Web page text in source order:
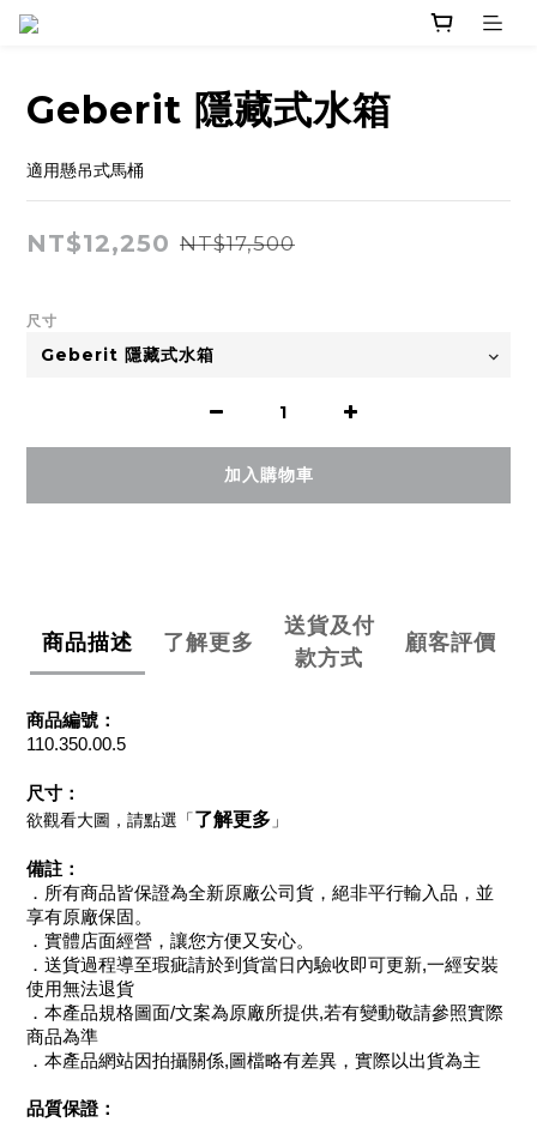
Geberit 隱藏式水箱
適用懸吊式馬桶
NT$12,250 NT$17,500
尺寸
加入購物車
商品描述 了解更多
送貨及付
款方式
顧客評價
商品編號：
110.350.00.5
尺寸：
欲觀看大圖，請點選「了解更多 」
備註：
．所有商品皆保證為全新原廠公司貨，絕非平行輸入品，並
享有原廠保固。
．實體店面經營，讓您方便又安心。
．送貨過程導至瑕疵請於到貨當日內驗收即可更新,一經安裝
使用無法退貨
．本產品規格圖面/文案為原廠所提供,若有變動敬請參照實際
商品為準
．本產品網站因拍攝關係,圖檔略有差異，實際以出貨為主
品質保證：